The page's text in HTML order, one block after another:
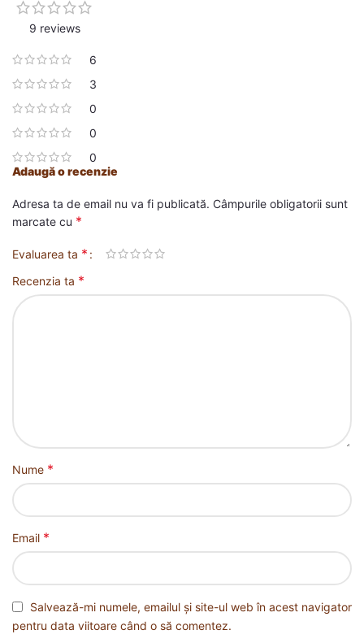
9 reviews
6
3
0
0
0
Adaugă o recenzie
Adresa ta de email nu va fi publicată. Câmpurile obligatorii sunt
marcate cu *
Evaluarea ta *
Recenzia ta *
Nume *
Email *
Salvează-mi numele, emailul și site-ul web în acest navigator
pentru data viitoare când o să comentez.